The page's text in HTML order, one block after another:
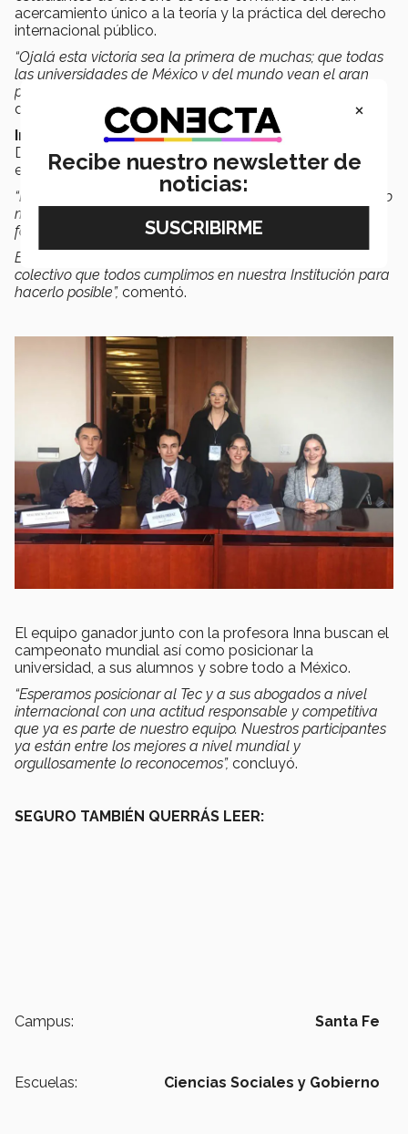
acercamiento único a la teoría y la práctica del derecho
internacional público.
“Ojalá esta victoria sea la primera de muchas; que todas
las universidades de México y del mundo vean el gran
potencial que tienen los alumnos de derecho del Tec”,
declaró.
Inna Makhniborodaprofesora del Departamento de
Derecho, Campus Santa Fe, fue la encargada del
entrenamiento del equipo.
“El resultado que nuestro equipo del Jessup logró este año
muestra el esfuerzo de todo el Tec de Monterrey en la
formación de la nueva generación de abogados,
El éxito obtenido muestra un gran resultado del trabajo
colectivo que todos cumplimos en nuestra Institución para
hacerlo posible”, comentó.
El equipo ganador junto con la profesora Inna buscan el
campeonato mundial así como posicionar la
universidad, a sus alumnos y sobre todo a México.
“Esperamos posicionar al Tec y a sus abogados a nivel
internacional con una actitud responsable y competitiva
que ya es parte de nuestro equipo. Nuestros participantes
ya están entre los mejores a nivel mundial y
orgullosamente lo reconocemos”, concluyó.
SEGURO TAMBIÉN QUERRÁS LEER:
Campus: Santa Fe
Escuelas: Ciencias Sociales y Gobierno
×
Recibe nuestro newsletter de
noticias: